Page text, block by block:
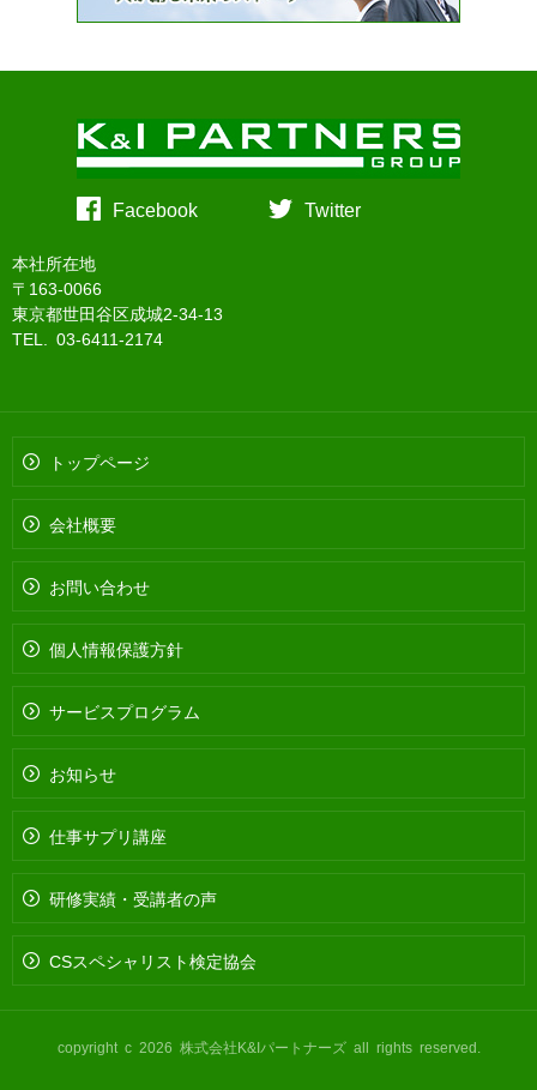
Facebook Twitter
本社所在地
〒163-0066
東京都世田谷区成城2-34-13
TEL. 03-6411-2174
トップページ
会社概要
お問い合わせ
個人情報保護方針
サービスプログラム
お知らせ
仕事サプリ講座
研修実績・受講者の声
CSスペシャリスト検定協会
copyright c 2026 株式会社K&Iパートナーズ all rights reserved.